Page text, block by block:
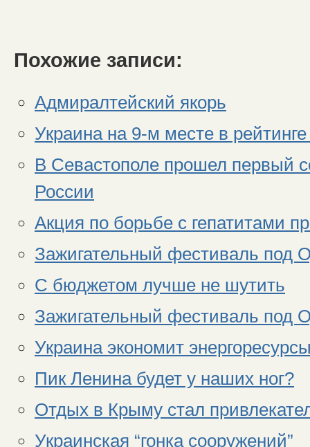
Похожие записи:
Адмиралтейский якорь
Украина на 9-м месте в
В Севастополе прошел первый
России
Акция по борьбе с гепатитами
Зажигательный фестиваль под
С бюджетом лучше не шутить
Зажигательный фестиваль под
Украина экономит
Пик Ленина будет у наших ног?
Отдых в Крыму стал
Украинская “гонка сооружений”